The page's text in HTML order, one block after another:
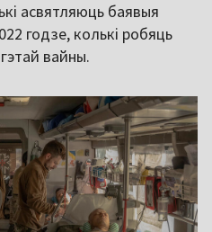
асвятляюць баявыя
годзе, колькі робяць
вайны.